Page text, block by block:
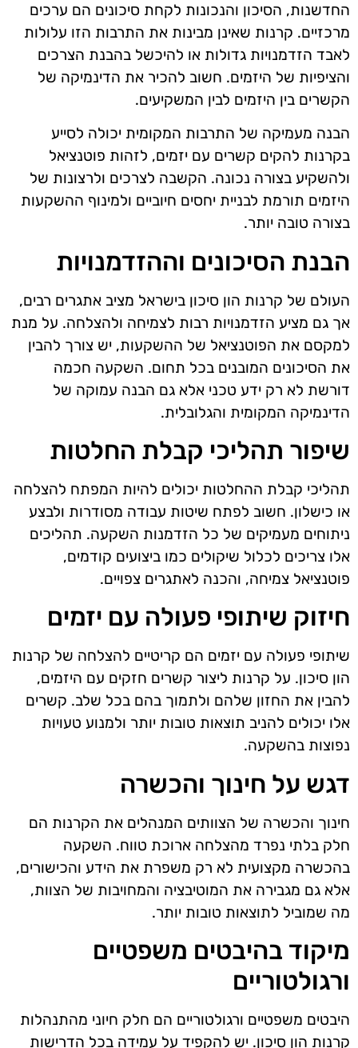
החדשנות, הסיכון והנכונות לקחת סיכונים הם ערכים
מרכזיים. קרנות שאינן מבינות את התרבות הזו עלולות
לאבד הזדמנויות גדולות או להיכשל בהבנת הצרכים
והציפיות של היזמים. חשוב להכיר את הדינמיקה של
הקשרים בין היזמים לבין המשקיעים.
הבנה מעמיקה של התרבות המקומית יכולה לסייע
בקרנות להקים קשרים עם יזמים, לזהות פוטנציאל
ולהשקיע בצורה נכונה. הקשבה לצרכים ולרצונות של
היזמים תורמת לבניית יחסים חיוביים ולמינוף ההשקעות
בצורה טובה יותר.
הבנת הסיכונים וההזדמנויות
העולם של קרנות הון סיכון בישראל מציב אתגרים רבים,
אך גם מציע הזדמנויות רבות לצמיחה ולהצלחה. על מנת
למקסם את הפוטנציאל של ההשקעות, יש צורך להבין
את הסיכונים המובנים בכל תחום. השקעה חכמה
דורשת לא רק ידע טכני אלא גם הבנה עמוקה של
הדינמיקה המקומית והגלובלית.
שיפור תהליכי קבלת החלטות
תהליכי קבלת ההחלטות יכולים להיות המפתח להצלחה
או כישלון. חשוב לפתח שיטות עבודה מסודרות ולבצע
ניתוחים מעמיקים של כל הזדמנות השקעה. תהליכים
אלו צריכים לכלול שיקולים כמו ביצועים קודמים,
פוטנציאל צמיחה, והכנה לאתגרים צפויים.
חיזוק שיתופי פעולה עם יזמים
שיתופי פעולה עם יזמים הם קריטיים להצלחה של קרנות
הון סיכון. על קרנות ליצור קשרים חזקים עם היזמים,
להבין את החזון שלהם ולתמוך בהם בכל שלב. קשרים
אלו יכולים להניב תוצאות טובות יותר ולמנוע טעויות
נפוצות בהשקעה.
דגש על חינוך והכשרה
חינוך והכשרה של הצוותים המנהלים את הקרנות הם
חלק בלתי נפרד מהצלחה ארוכת טווח. השקעה
בהכשרה מקצועית לא רק משפרת את הידע והכישורים,
אלא גם מגבירה את המוטיבציה והמחויבות של הצוות,
מה שמוביל לתוצאות טובות יותר.
מיקוד בהיבטים משפטיים
ורגולטוריים
היבטים משפטיים ורגולטוריים הם חלק חיוני מהתנהלות
קרנות הון סיכון. יש להקפיד על עמידה בכל הדרישות